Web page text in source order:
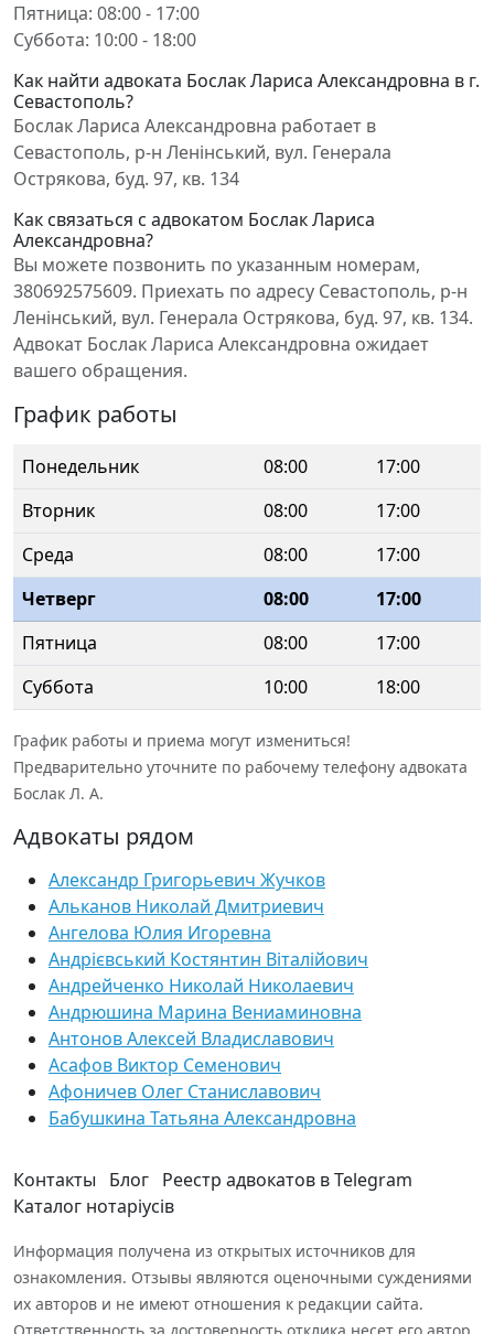
Пятница: 08:00 - 17:00
Суббота: 10:00 - 18:00
Как найти адвоката Бослак Лариса Александровна в г.
Севастополь?
Бослак Лариса Александровна работает в
Севастополь, р-н Ленінський, вул. Генерала
Острякова, буд. 97, кв. 134
Как связаться с адвокатом Бослак Лариса
Александровна?
Вы можете позвонить по указанным номерам,
380692575609. Приехать по адресу Севастополь, р-н
Ленінський, вул. Генерала Острякова, буд. 97, кв. 134.
Адвокат Бослак Лариса Александровна ожидает
вашего обращения.
График работы
Понедельник 08:00
17:00
Вторник
08:00
17:00
Среда
08:00
17:00
Четверг
08:00
17:00
Пятница
08:00
17:00
Суббота
10:00 18:00
График работы и приема могут измениться!
Предварительно уточните по рабочему телефону адвоката
Бослак Л. А.
Адвокаты рядом
Александр Григорьевич Жучков
Альканов Николай Дмитриевич
Ангелова Юлия Игоревна
Андрієвський Костянтин Віталійович
Андрейченко Николай Николаевич
Андрюшина Марина Вениаминовна
Антонов Алексей Владиславович
Асафов Виктор Семенович
Афоничев Олег Станиславович
Бабушкина Татьяна Александровна
Контакты Блог Реестр адвокатов в Telegram
Каталог нотаріусів
Информация получена из открытых источников для
ознакомления. Отзывы являются оценочными суждениями
их авторов и не имеют отношения к редакции сайта.